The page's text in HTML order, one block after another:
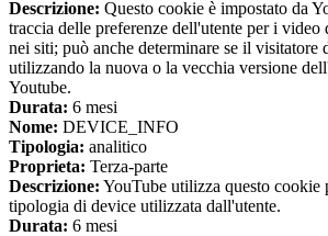
Descrizione: Questo cookie è impostato da
traccia delle preferenze dell'utente per i video
nei siti; può anche determinare se il visitatore
utilizzando la nuova o la vecchia versione
Youtube.
Durata: 6 mesi
Nome: DEVICE_INFO
Tipologia: analitico
Proprieta: Terza-parte
Descrizione: YouTube utilizza questo cookie
tipologia di device utilizzata dall'utente.
Durata: 6 mesi